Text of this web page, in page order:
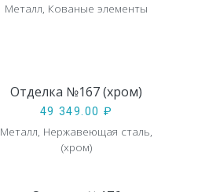
Металл, Кованые элементы
Отделка №167 (хром)
49 349.00₽
Металл, Нержавеющая сталь,
(хром)